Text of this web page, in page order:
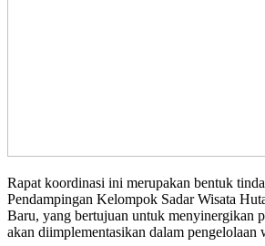
Rapat koordinasi ini merupakan bentuk
Pendampingan Kelompok Sadar Wisata
Baru, yang bertujuan untuk menyinergikan
akan diimplementasikan dalam pengelolaan